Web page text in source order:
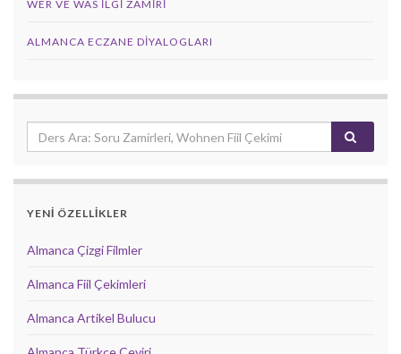
WER VE WAS ILGI ZAMIRI
ALMANCA ECZANE DIYALOGLARI
YENİ ÖZELLİKLER
Almanca Çizgi Filmler
Almanca Fiil Çekimleri
Almanca Artikel Bulucu